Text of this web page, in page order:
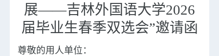
展——吉林外国语大学2026
届毕业生春季双选会”邀请函
尊敬的用人单位：